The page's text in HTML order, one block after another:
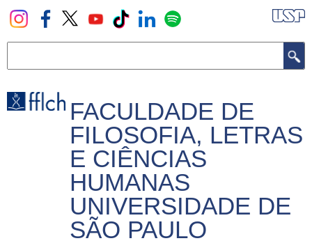
Pular
para
principal
FACULDADE DE
FILOSOFIA, LETRAS
E CIÊNCIAS
HUMANAS
UNIVERSIDADE DE
SÃO PAULO